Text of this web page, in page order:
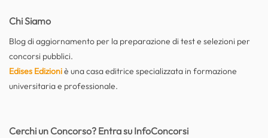
Chi Siamo
Blog di aggiornamento per la preparazione di test e selezioni per
concorsi pubblici.
Edises Edizioniè una casa editrice specializzata in formazione
universitaria e professionale.
Cerchi un Concorso? Entra su InfoConcorsi